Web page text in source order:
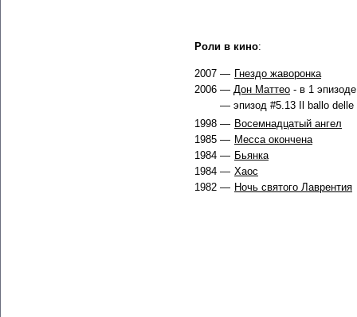
Роли в кино:
2007 — Гнездо жаворонка
2006 — Дон Маттео - в 1 эпизоде
— эпизод #5.13 Il ballo delle
1998 — Восемнадцатый ангел
1985 — Месса окончена
1984 — Бьянка
1984 — Хаос
1982 — Ночь святого Лаврентия